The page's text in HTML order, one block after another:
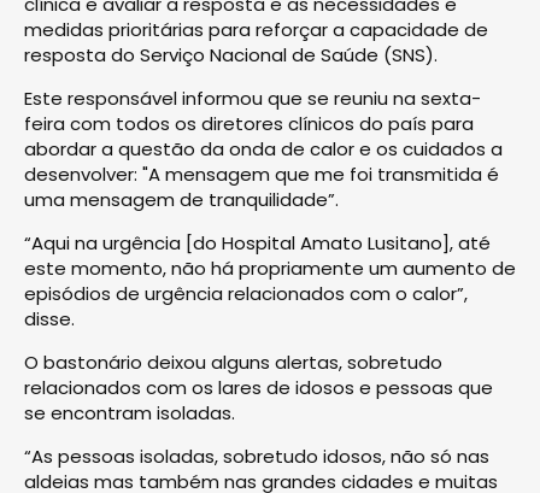
medidas prioritárias para reforçar a capacidade de
resposta do Serviço Nacional de Saúde (SNS).
Este responsável informou que se reuniu na sexta-
feira com todos os diretores clínicos do país para
abordar a questão da onda de calor e os cuidados a
desenvolver: "A mensagem que me foi transmitida é
uma mensagem de tranquilidade”.
“Aqui na urgência [do Hospital Amato Lusitano], até
este momento, não há propriamente um aumento de
episódios de urgência relacionados com o calor”,
disse.
O bastonário deixou alguns alertas, sobretudo
relacionados com os lares de idosos e pessoas que
se encontram isoladas.
“As pessoas isoladas, sobretudo idosos, não só nas
aldeias mas também nas grandes cidades e muitas